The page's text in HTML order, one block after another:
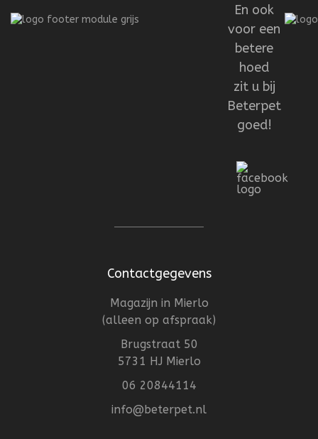
En ook
voor een
betere
hoed
zit u bij
Beterpet
goed!
Contactgegevens
Magazijn in Mierlo
(alleen op afspraak)
Brugstraat 50
5731 HJ Mierlo
06 20844114
info@beterpet.nl